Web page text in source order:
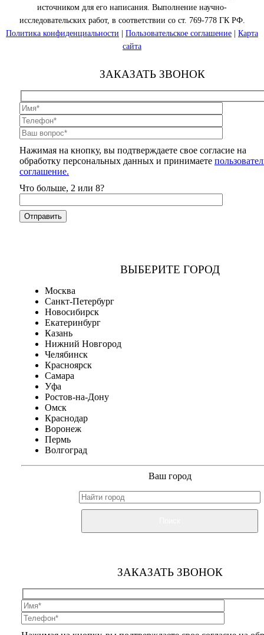
источником для его написания. Выполнение научно-
исследовательских работ, в соответствии со ст. 769-778 ГК РФ.
Политика конфиденциальности
Пользовательское соглашение
Карта
сайта
ЗАКАЗАТЬ ЗВОНОК
Нажимая на кнопку, вы подтверждаете свое согласие на
обработку персональных данных и принимаете
соглашение.
Что больше, 2 или 8?
ВЫБЕРИТЕ ГОРОД
Москва
Санкт-Петербург
Новосибирск
Екатеринбург
Казань
Нижний Новгород
Челябинск
Красноярск
Самара
Уфа
Ростов-на-Дону
Омск
Краснодар
Воронеж
Пермь
Волгоград
Ваш город
ЗАКАЗАТЬ ЗВОНОК